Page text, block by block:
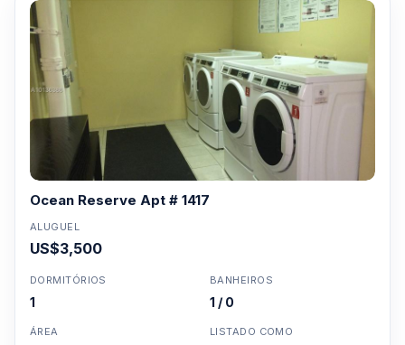
Ocean Reserve Apt # 1417
ALUGUEL
US$3,500
DORMITÓRIOS
1
BANHEIROS
1 / 0
ÁREA LISTADO COMO